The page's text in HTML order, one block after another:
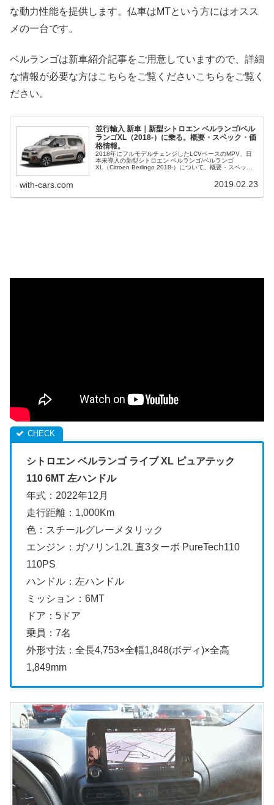
な動力性能を提供します。仏車はMTという方にはオスス
メの一台です。
ベルランゴは新車紹介記事をご用意していますので、詳細
な情報が必要な方はこちらをご覧くださいこちらをご覧く
ださい。
並行輸入 新車｜新型シトロエン ベルランゴ/ベル
ランゴXL（2018-）に乗る。概要・スペック・価
格情報。
2018年にフルモデルチェンジしたLCVベースのMPV、日
本未導入の新型シトロエン ベルランゴ/ベルランゴ
XL（Citroen Berlingo 2018-）について、概要・スペッ
with-cars.com 2019.02.23
シトロエン ベルランゴ ライブ XL ピュアテック
110 6MT 左ハンドル
年式：2022年12月
走行距離：1,000Km
色：スチールグレーメタリック
エンジン：ガソリン1.2L 直3ターボ PureTech110
110PS
ハンドル：左ハンドル
ミッション：6MT
ドア：5ドア
乗員：7名
外形寸法：全長4,753×全幅1,848(ボディ)×全高
1,849mm